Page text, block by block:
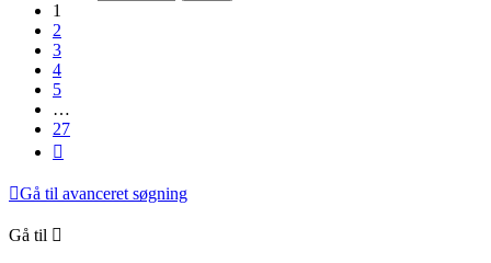
1
2
3
4
5
…
27
Gå til avanceret søgning
Gå til